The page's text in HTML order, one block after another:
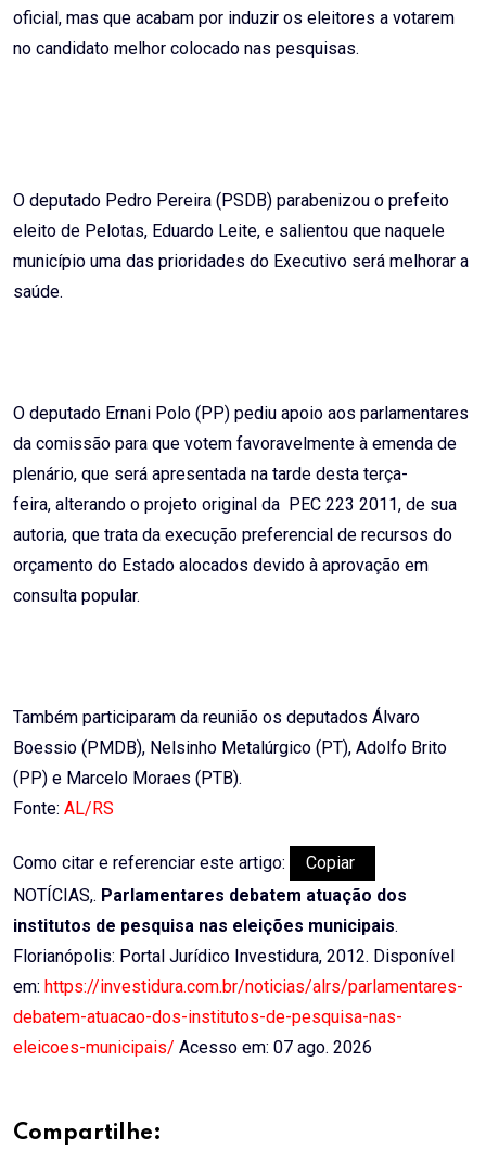
oficial, mas que acabam por induzir os eleitores a votarem
no candidato melhor colocado nas pesquisas.
O deputado Pedro Pereira (PSDB) parabenizou o prefeito
eleito de Pelotas, Eduardo Leite, e salientou que naquele
município uma das prioridades do Executivo será melhorar a
saúde.
O deputado Ernani Polo (PP) pediu apoio aos parlamentares
da comissão para que votem favoravelmente à emenda de
plenário, que será apresentada na tarde desta terça-
feira, alterando o projeto original da PEC 223 2011, de sua
autoria, que trata da execução preferencial de recursos do
orçamento do Estado alocados devido à aprovação em
consulta popular.
Também participaram da reunião os deputados Álvaro
Boessio (PMDB), Nelsinho Metalúrgico (PT), Adolfo Brito
(PP) e Marcelo Moraes (PTB).
Fonte: AL/RS
Como citar e referenciar este artigo:
Copiar
NOTÍCIAS,. Parlamentares debatem atuação dos
institutos de pesquisa nas eleições municipais.
Florianópolis: Portal Jurídico Investidura, 2012. Disponível
em: https://investidura.com.br/noticias/alrs/parlamentares-
debatem-atuacao-dos-institutos-de-pesquisa-nas-
eleicoes-municipais/ Acesso em: 07 ago. 2026
Compartilhe: